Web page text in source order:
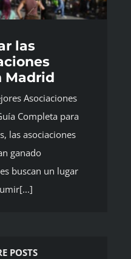
las
Madrid
Asociaciones
Completa para
las asociaciones
ganado
buscan un lugar
POSTS